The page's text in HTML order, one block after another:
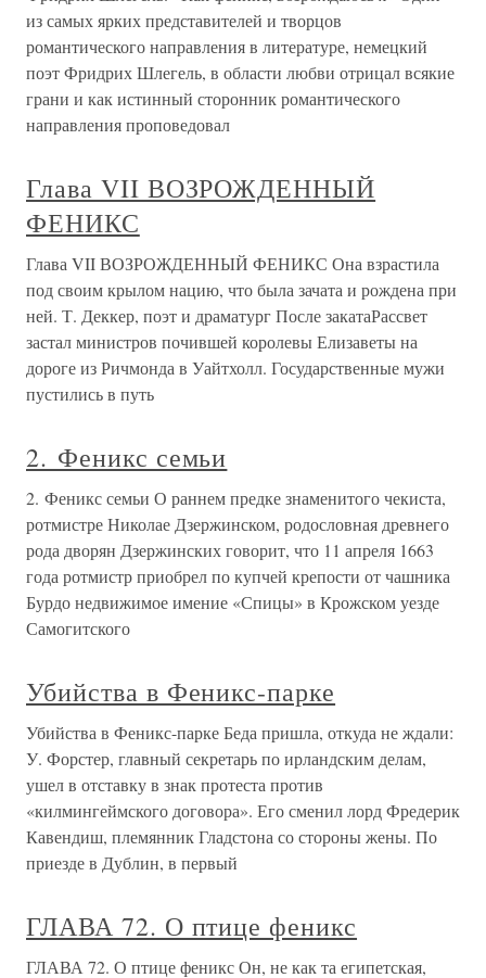
из самых ярких представителей и творцов
романтического направления в литературе, немецкий
поэт Фридрих Шлегель, в области любви отрицал всякие
грани и как истинный сторонник романтического
направления проповедовал
Глава VII ВОЗРОЖДЕННЫЙ
ФЕНИКС
Глава VII ВОЗРОЖДЕННЫЙ ФЕНИКС Она взрастила
под своим крылом нацию, что была зачата и рождена при
ней. Т. Деккер, поэт и драматург После закатаРассвет
застал министров почившей королевы Елизаветы на
дороге из Ричмонда в Уайтхолл. Государственные мужи
пустились в путь
2. Феникс семьи
2. Феникс семьи О раннем предке знаменитого чекиста,
ротмистре Николае Дзержинском, родословная древнего
рода дворян Дзержинских говорит, что 11 апреля 1663
года ротмистр приобрел по купчей крепости от чашника
Бурдо недвижимое имение «Спицы» в Крожском уезде
Самогитского
Убийства в Феникс-парке
Убийства в Феникс-парке Беда пришла, откуда не ждали:
У. Форстер, главный секретарь по ирландским делам,
ушел в отставку в знак протеста против
«килмингеймского договора». Его сменил лорд Фредерик
Кавендиш, племянник Гладстона со стороны жены. По
приезде в Дублин, в первый
ГЛАВА 72. О птице феникс
ГЛАВА 72. О птице феникс Он, не как та египетская,